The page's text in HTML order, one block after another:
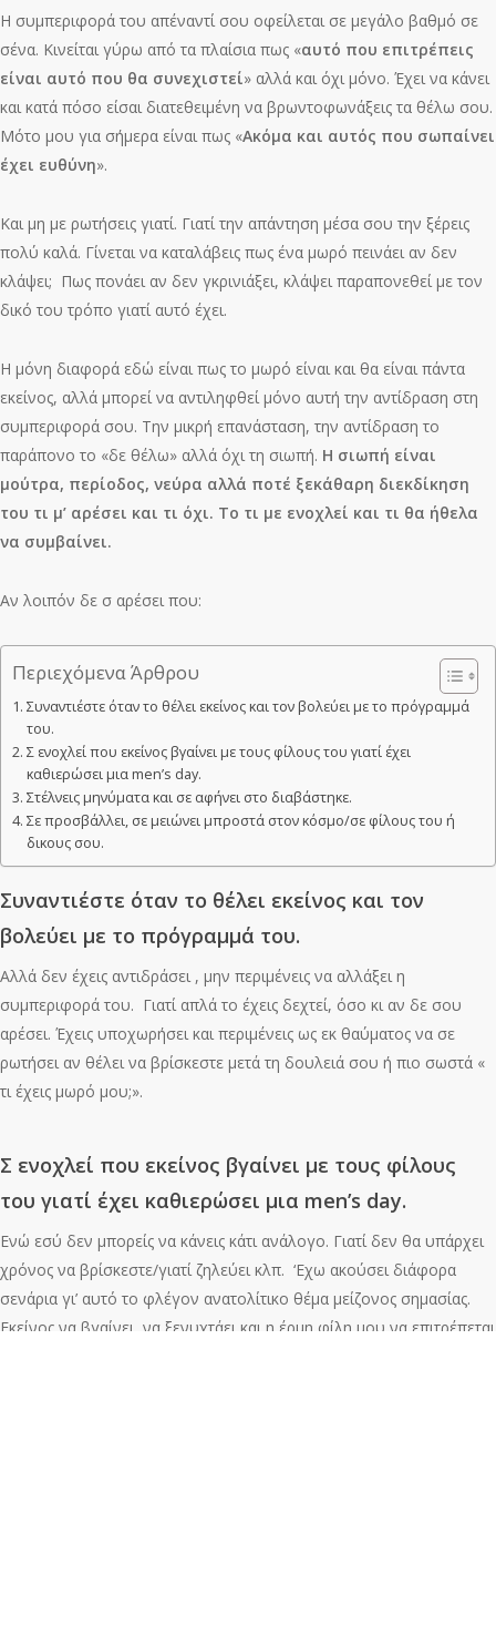
Η συμπεριφορά του απέναντί σου οφείλεται σε μεγάλο βαθμό σε
σένα. Κινείται γύρω από τα πλαίσια πως «αυτό που επιτρέπεις
είναι αυτό που θα συνεχιστεί» αλλά και όχι μόνο. Έχει να κάνει
και κατά πόσο είσαι διατεθειμένη να βρωντοφωνάξεις τα θέλω σου.
Μότο μου για σήμερα είναι πως «Ακόμα και αυτός που σωπαίνει
έχει ευθύνη».
Και μη με ρωτήσεις γιατί. Γιατί την απάντηση μέσα σου την ξέρεις
πολύ καλά. Γίνεται να καταλάβεις πως ένα μωρό πεινάει αν δεν
κλάψει; Πως πονάει αν δεν γκρινιάξει, κλάψει παραπονεθεί με τον
δικό του τρόπο γιατί αυτό έχει.
Η μόνη διαφορά εδώ είναι πως το μωρό είναι και θα είναι πάντα
εκείνος, αλλά μπορεί να αντιληφθεί μόνο αυτή την αντίδραση στη
συμπεριφορά σου. Την μικρή επανάσταση, την αντίδραση το
παράπονο το «δε θέλω» αλλά όχι τη σιωπή. Η σιωπή είναι
μούτρα, περίοδος, νεύρα αλλά ποτέ ξεκάθαρη διεκδίκηση
του τι μ’ αρέσει και τι όχι. Το τι με ενοχλεί και τι θα ήθελα
να συμβαίνει.
Αν λοιπόν δε σ αρέσει που:
Περιεχόμενα Άρθρου
Συναντιέστε όταν το θέλει εκείνος και τον βολεύει με το πρόγραμμά
του.
Σ ενοχλεί που εκείνος βγαίνει με τους φίλους του γιατί έχει
καθιερώσει μια men’s day.
Στέλνεις μηνύματα και σε αφήνει στο διαβάστηκε.
Σε προσβάλλει, σε μειώνει μπροστά στον κόσμο/σε φίλους του ή
δικους σου.
Συναντιέστε όταν το θέλει εκείνος και τον
βολεύει με το πρόγραμμά του.
Αλλά δεν έχεις αντιδράσει , μην περιμένεις να αλλάξει η
συμπεριφορά του. Γιατί απλά το έχεις δεχτεί, όσο κι αν δε σου
αρέσει. Έχεις υποχωρήσει και περιμένεις ως εκ θαύματος να σε
ρωτήσει αν θέλει να βρίσκεστε μετά τη δουλειά σου ή πιο σωστά «
τι έχεις μωρό μου;».
Σ ενοχλεί που εκείνος βγαίνει με τους φίλους
του γιατί έχει καθιερώσει μια men’s day.
Ενώ εσύ δεν μπορείς να κάνεις κάτι ανάλογο. Γιατί δεν θα υπάρχει
χρόνος να βρίσκεστε/γιατί ζηλεύει κλπ. ‘Εχω ακούσει διάφορα
σενάρια γι’ αυτό το φλέγον ανατολίτικο θέμα μείζονος σημασίας.
Εκείνος να βγαίνει, να ξενυχτάει και η έρμη φίλη μου να επιτρέπεται